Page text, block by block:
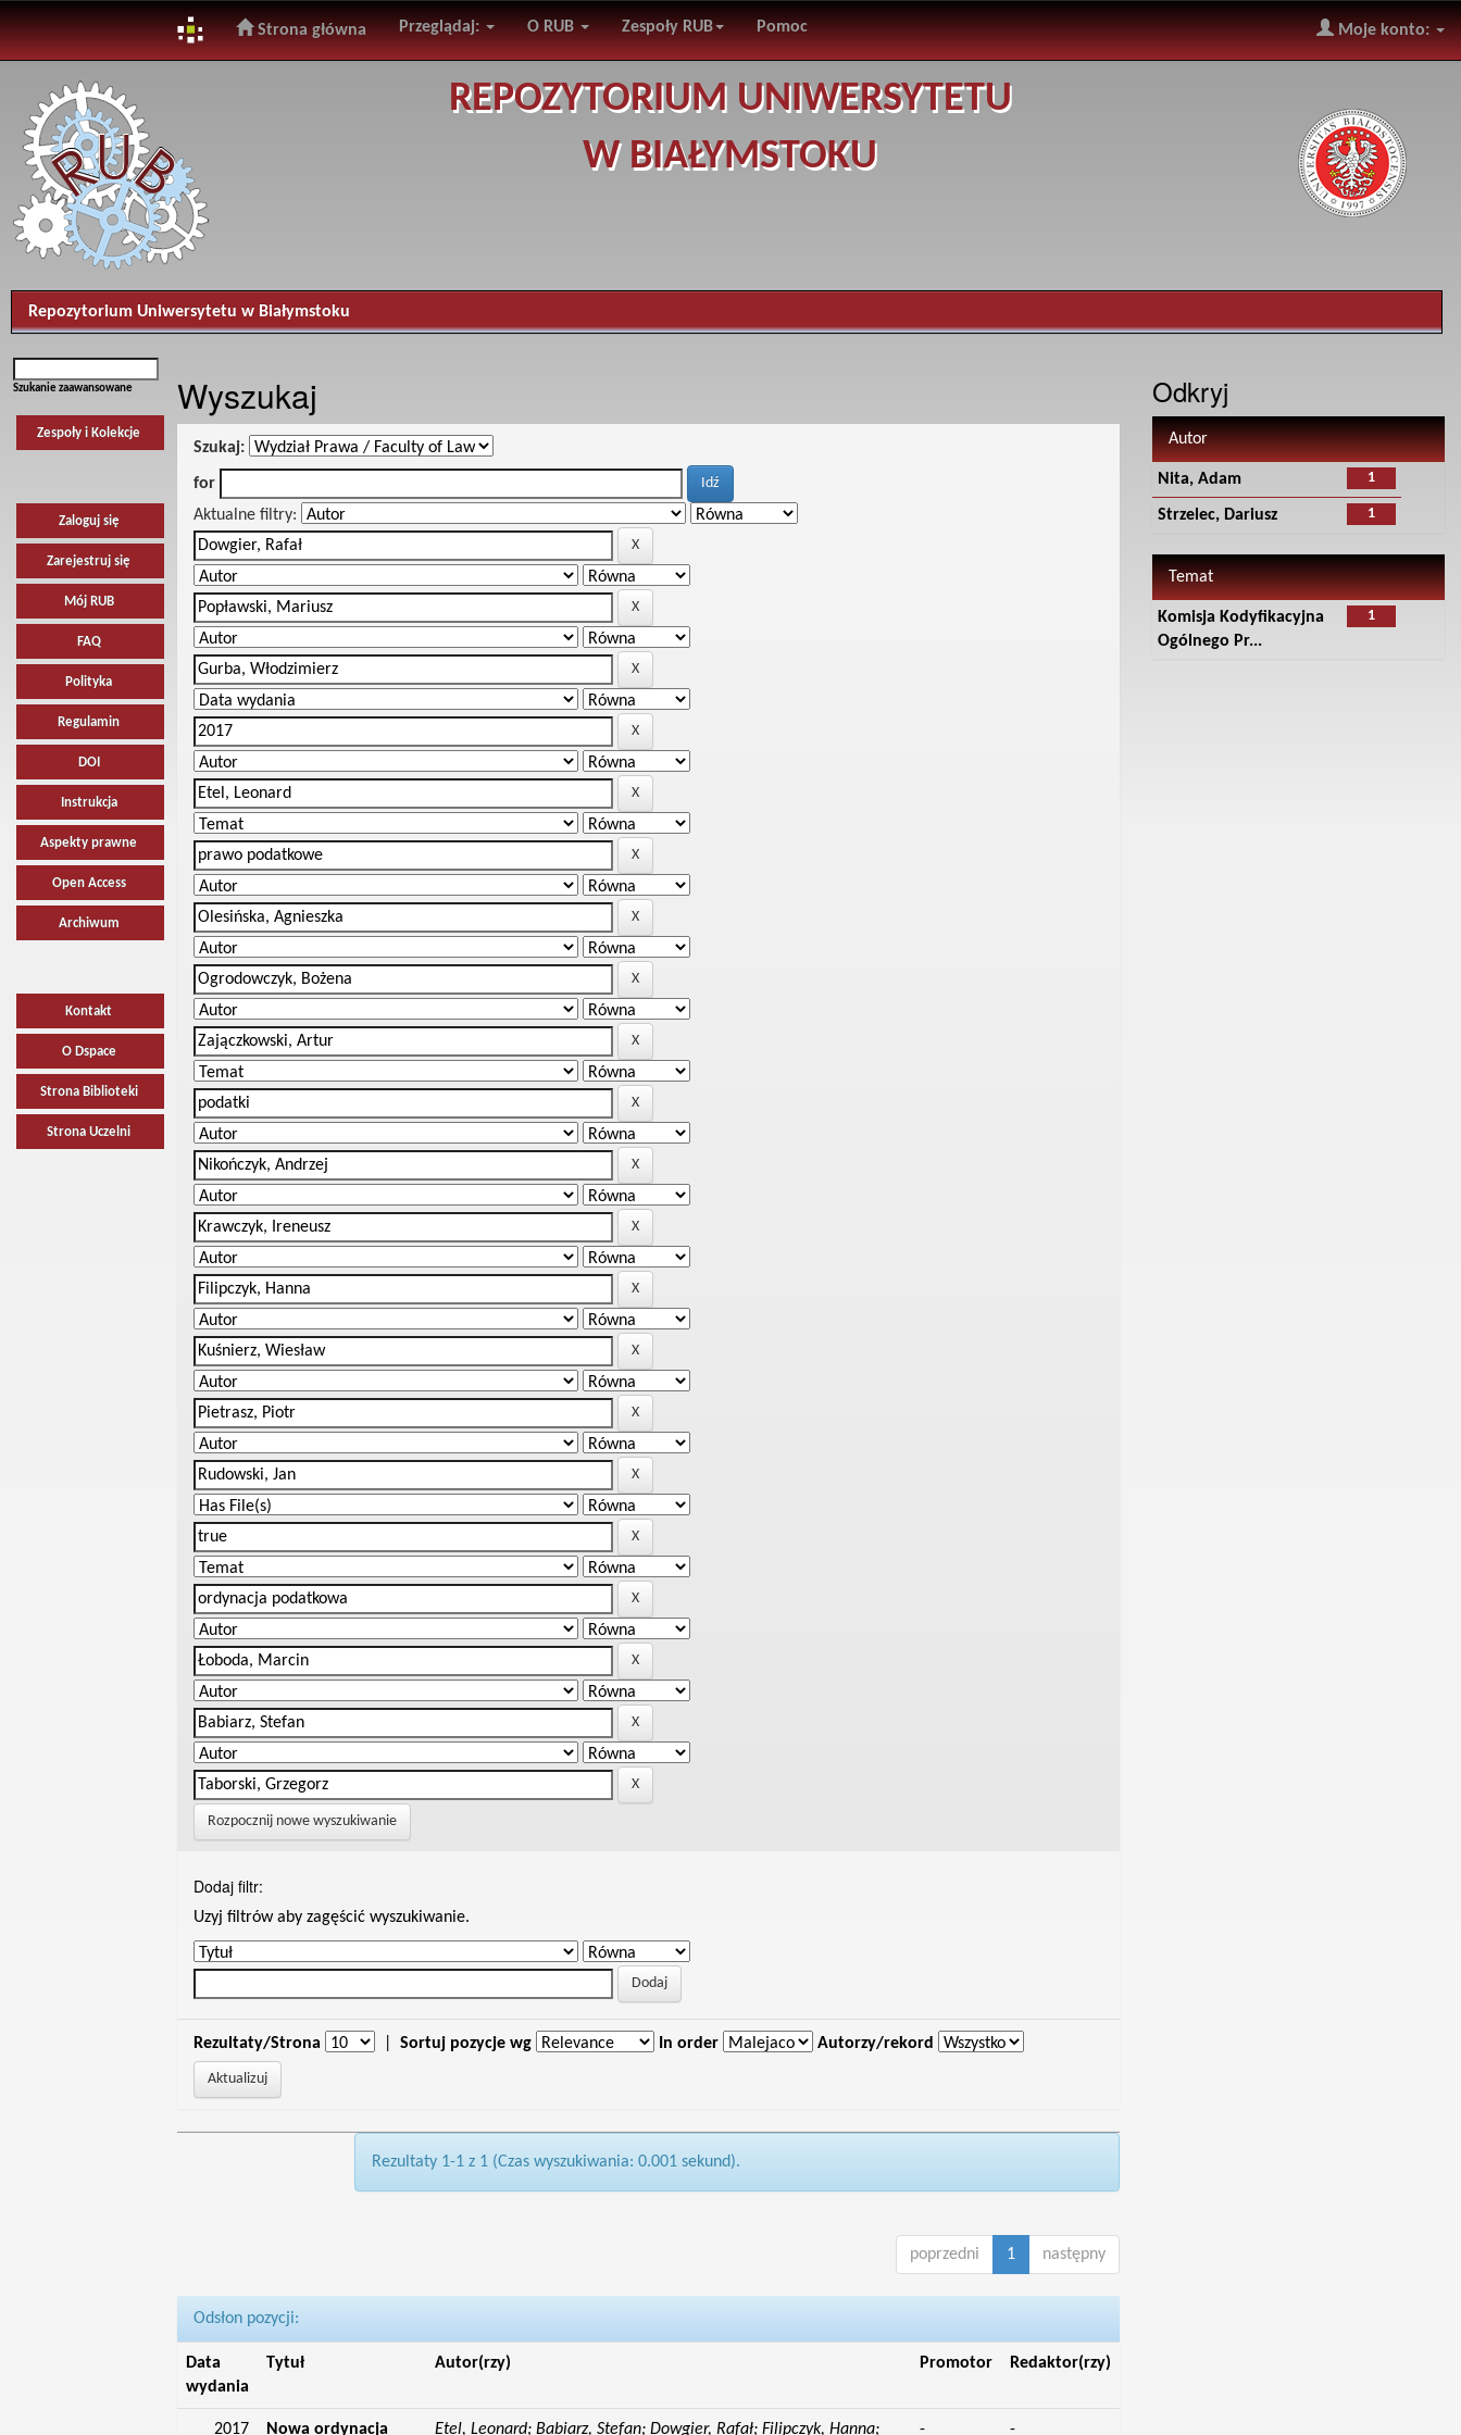
navigation
Strona główna Przeglądaj: O RUB Zespoły RUB Pomoc Moje konto:
REPOZYTORIUM UNIWERSYTETU
W BIAŁYMSTOKU
Repozytorium Uniwersytetu w Białymstoku
Szukanie zaawansowane
Zespoły i Kolekcje
Zaloguj się
Zarejestruj się
Mój RUB
FAQ
Polityka
Regulamin
DOI
Instrukcja
Aspekty prawne
Open Access
Archiwum
Kontakt
O Dspace
Strona Biblioteki
Strona Uczelni
Wyszukaj
Szukaj:
for
Aktualne filtry:
Rozpocznij nowe wyszukiwanie
Dodaj filtr:
Uzyj filtrów aby zagęścić wyszukiwanie.
Rezultaty/Strona Sortuj pozycje wg In order Autorzy/rekord
Rezultaty 1-1 z 1 (Czas wyszukiwania: 0.001 sekund).
poprzedni 1 następny
Odsłon pozycji:
Data
wydania
Tytuł Autor(rzy) Promotor Redaktor(rzy)
2017 Nowa ordynacja Etel, Leonard; Babiarz, Stefan; Dowgier, Rafał; Filipczyk, Hanna; - -
Odkryj
Autor
1
Nita, Adam
1
Strzelec, Dariusz
Temat
1
Komisja Kodyfikacyjna
Ogólnego Pr...